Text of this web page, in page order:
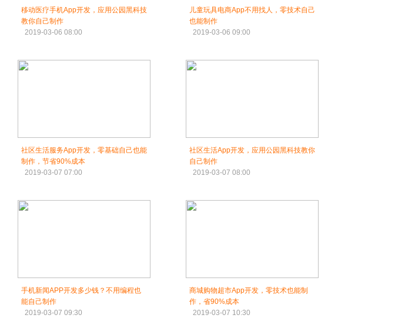
移动医疗手机App开发，应用公园黑科技
教你自己制作
2019-03-06 08:00
儿童玩具电商App不用找人，零技术自己
也能制作
2019-03-06 09:00
社区生活服务App开发，零基础自己也能
制作，节省90%成本
2019-03-07 07:00
社区生活App开发，应用公园黑科技教你
自己制作
2019-03-07 08:00
手机新闻APP开发多少钱？不用编程也
能自己制作
2019-03-07 09:30
商城购物超市App开发，零技术也能制
作，省90%成本
2019-03-07 10:30